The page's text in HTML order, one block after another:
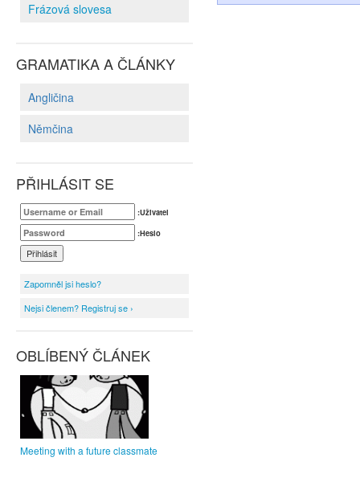
Frázová slovesa
GRAMATIKA A ČLÁNKY
Angličina
Němčina
PŘIHLÁSIT SE
:Uživatel
:Heslo
Zapomněl jsi heslo?
Nejsi členem? Registruj se ›
OBLÍBENÝ ČLÁNEK
Meeting with a future classmate